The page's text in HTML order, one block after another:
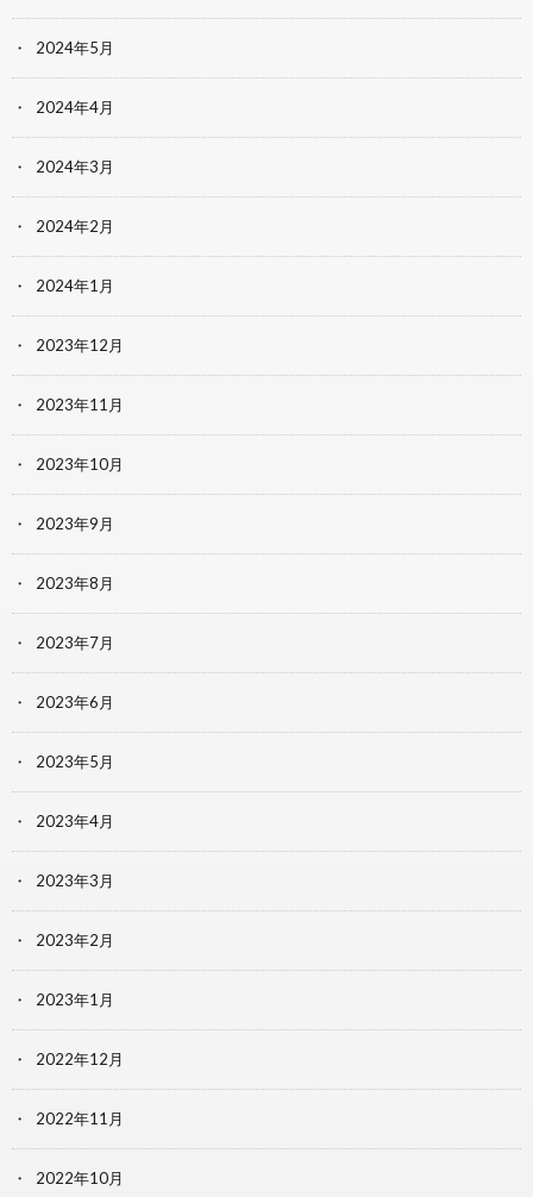
2024年5月
2024年4月
2024年3月
2024年2月
2024年1月
2023年12月
2023年11月
2023年10月
2023年9月
2023年8月
2023年7月
2023年6月
2023年5月
2023年4月
2023年3月
2023年2月
2023年1月
2022年12月
2022年11月
2022年10月